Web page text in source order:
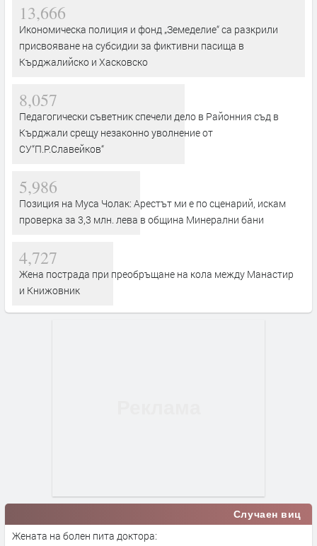
13,666
Икономическа полиция и фонд „Земеделие“ са разкрили
присвояване на субсидии за фиктивни пасища в
Кърджалийско и Хасковско
8,057
Педагогически съветник спечели дело в Районния съд в
Кърджали срещу незаконно уволнение от
СУ“П.Р.Славейков“
5,986
Позиция на Муса Чолак: Арестът ми е по сценарий, искам
проверка за 3,3 млн. лева в община Минерални бани
4,727
Жена пострада при преобръщане на кола между Манастир
и Книжовник
Случаен виц
Жената на болен пита доктора: